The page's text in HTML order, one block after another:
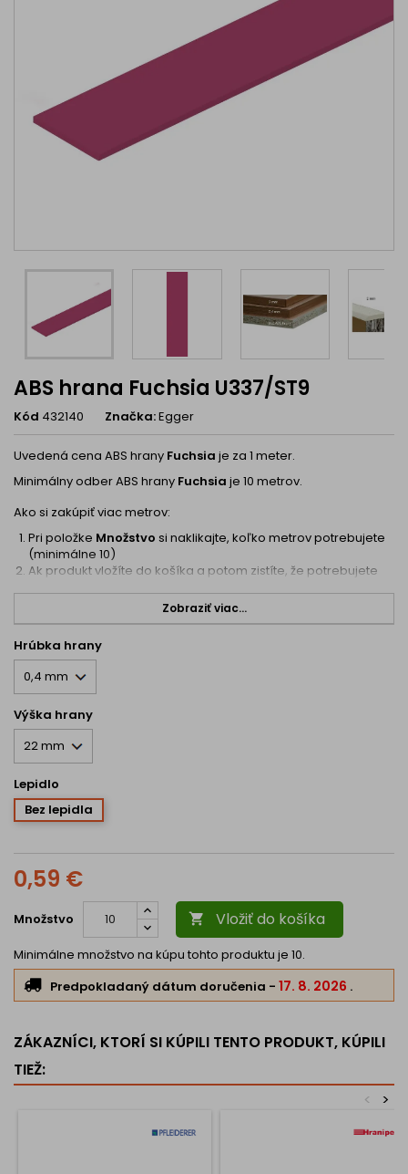
ABS hrana Fuchsia U337/ST9
Kód 432140 Značka:Egger
Uvedená cena ABS hrany Fuchsia je za 1 meter.
Minimálny odber ABS hrany Fuchsia je 10 metrov.
Ako si zakúpiť viac metrov:
Pri položke Množstvo si naklikajte, koľko metrov potrebujete
(minimálne 10)
Ak produkt vložíte do košíka a potom zistíte, že potrebujete
pridať si aj menej ako 10, keďže v košíku je už splnených 10
metrov)
Zobraziť viac...
Hrúbka hrany
Výška hrany
Lepidlo
Bez lepidla
0,59 €
Množstvo  Vložiť do košíka
Minimálne množstvo na kúpu tohto produktu je 10.
Predpokladaný dátum doručenia - 17. 8. 2026 .
ZÁKAZNÍCI, KTORÍ SI KÚPILI TENTO PRODUKT, KÚPILI
TIEŽ:
>
<